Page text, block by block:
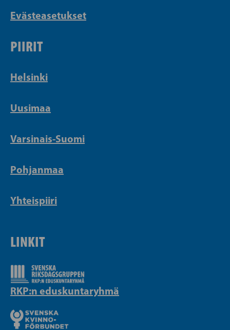
Evästeasetukset
PIIRIT
Helsinki
Uusimaa
Varsinais-Suomi
Pohjanmaa
Yhteispiiri
LINKIT
RKP:n eduskuntaryhmä